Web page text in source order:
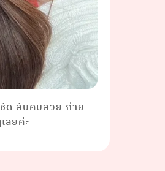
ด สันคมสวย ถ่าย
ลยค่ะ